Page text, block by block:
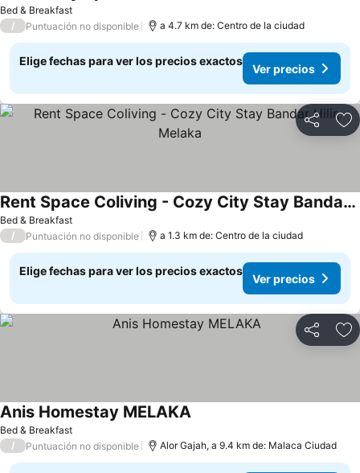
Bed & Breakfast
/ Puntuación no disponible a 4.7 km de: Centro de la ciudad
Elige fechas para ver los precios exactos
Ver precios
Compartir
Bed & Breakfast
Rent Space Coliving - Cozy City Stay Bandar Hilir, Melaka
/ Puntuación no disponible a 1.3 km de: Centro de la ciudad
Elige fechas para ver los precios exactos
Ver precios
Compartir
Bed & Breakfast
Anis Homestay MELAKA
/ Puntuación no disponible Alor Gajah, a 9.4 km de: Malaca Ciudad